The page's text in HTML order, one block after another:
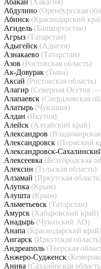
Абакан (Хакасия)
Абдулино (Оренбургская
Абинск (Краснодарский
Агидель (Башкортостан)
Агрыз (Татарстан)
Адыгейск (Адыгея)
Азнакаево (Татарстан)
Азов (Ростовская область)
Ак-Довурак (Тыва)
Аксай (Ростовская область)
Алагир (Северная Осетия
Алапаевск (Свердловская
Алатырь (Чувашия)
Алдан (Якутия)
Алейск (Алтайский край)
Александров (Владимирская
Александровск (Пермский
Александровск-
Алексеевка (Белгородская
Алексин (Тульская область)
Алзамай (Иркутская
Алупка (Крым)
Алушта (Крым)
Альметьевск (Татарстан)
Амурск (Хабаровский край)
Анадырь (Чукотский АО)
Анапа (Краснодарский край)
Ангарск (Иркутская область)
Андреаполь (Тверская
Анжеро-Судженск
Анива (Сахалинская